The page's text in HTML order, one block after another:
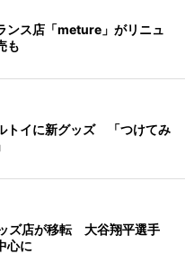
ンス店「meture」がリニュ
も
トイに新グッズ 「つけてみ
ズ店が移転 大谷翔平選手
心に